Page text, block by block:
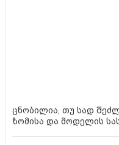
ცნობილია, თუ სად
ზომისა და მოდელის